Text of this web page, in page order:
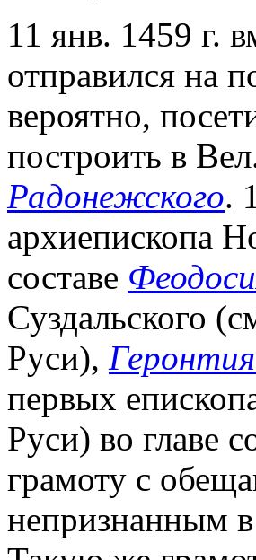
11 янв. 1459 г.
отправился на
вероятно,
построить в
Радонежского.
архиепископа
составе
Суздальского
Руси),
первых
Руси) во главе
грамоту с
непризнанным